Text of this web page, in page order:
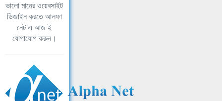
ভালো মানের ওয়েবসাইট
ডিজাইন করতে আলফা
নেট এ আজ ই
যোগাযোগ করুন।